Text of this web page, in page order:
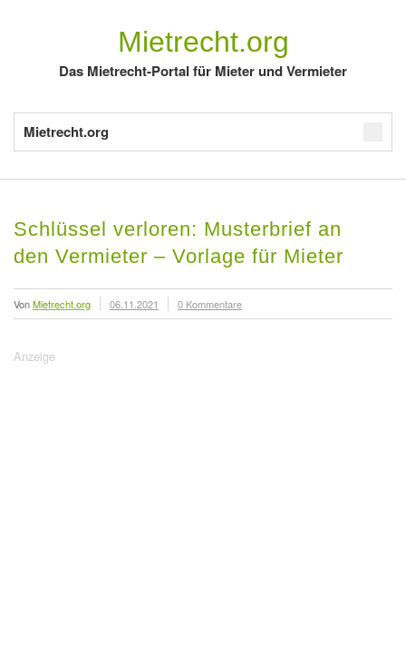
Mietrecht.org
Das Mietrecht-Portal für Mieter und Vermieter
Mietrecht.org
Schlüssel verloren: Musterbrief an
den Vermieter – Vorlage für Mieter
VonMietrecht.org 06.11.2021 0 Kommentare